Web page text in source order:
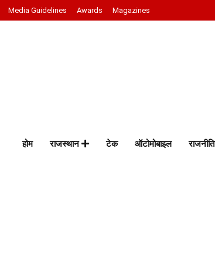
Media Guidelines Awards Magazines
होम राजस्थान टेक ऑटोमोबाइल राजनीति